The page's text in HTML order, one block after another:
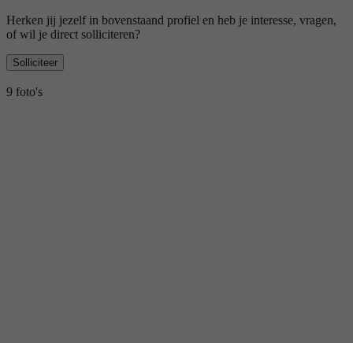
Herken jij jezelf in bovenstaand profiel en heb je interesse, vragen,
of wil je direct solliciteren?
Solliciteer
9 foto's